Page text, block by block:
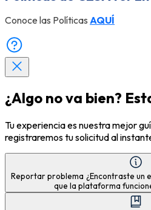
Conoce las Políticas AQUÍ
¿Algo no va bien?
Tu experiencia es nuestra mejor
registraremos tu solicitud al
Reportar problema ¿Encontraste un
que la plataforma